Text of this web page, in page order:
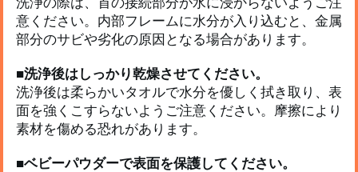
正
し
い
浄
方
法
意ください。内部フレームに水分が入り込むと、金属
部分のサビや劣化の原因となる場合があります。
■洗浄後はしっかり乾燥させてください。
洗浄後は柔らかいタオルで水分を優しく拭き取り、表
面を強くこすらないようご注意ください。摩擦により
素材を傷める恐れがあります。
■ベビーパウダーで表面を保護してください。